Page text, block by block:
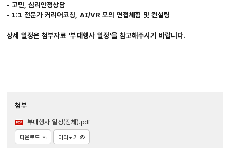
• 고민, 심리안정상담
• 1:1 전문가 커리어코칭, AI/VR 모의 면접체험 및 컨설팅
상세 일정은 첨부자료 '부대행사 일정'을 참고해주시기 바랍니다.
첨부
부대행사 일정(전체).pdf
다운로드 미리보기